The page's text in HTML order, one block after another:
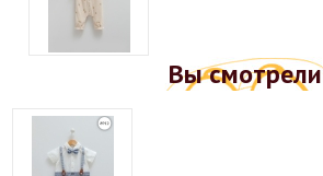
Вы смотрели